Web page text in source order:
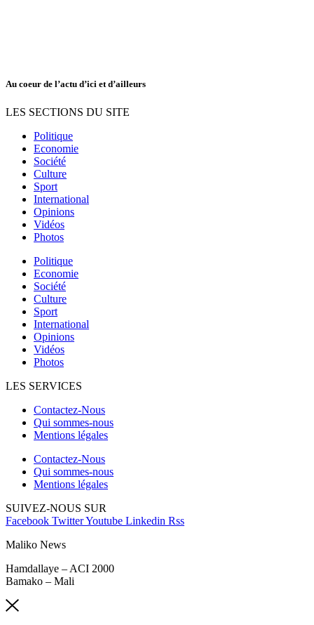
Au coeur de l’actu d’ici et d’ailleurs
LES SECTIONS DU SITE
Politique
Economie
Société
Culture
Sport
International
Opinions
Vidéos
Photos
Politique
Economie
Société
Culture
Sport
International
Opinions
Vidéos
Photos
LES SERVICES
Contactez-Nous
Qui sommes-nous
Mentions légales
Contactez-Nous
Qui sommes-nous
Mentions légales
SUIVEZ-NOUS SUR
Facebook TwitterYoutube Linkedin Rss
Maliko News
Hamdallaye – ACI 2000
Bamako – Mali